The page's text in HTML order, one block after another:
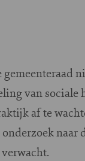
van sociale
af te